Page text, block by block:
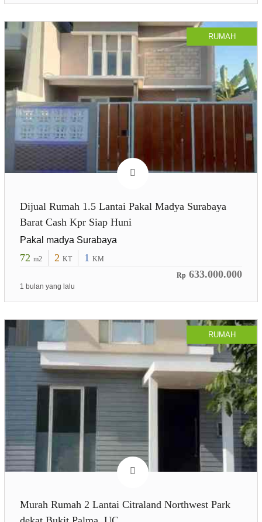
RUMAH
Dijual Rumah 1.5 Lantai Pakal Madya Surabaya
Barat Cash Kpr Siap Huni
Pakal madya Surabaya
72 m2 2 KT 1 KM
Rp 633.000.000
1 bulan yang lalu
RUMAH
Murah Rumah 2 Lantai Citraland Northwest Park